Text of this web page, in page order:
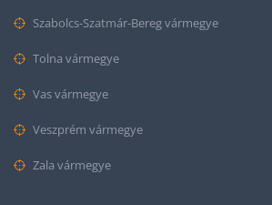
Szabolcs-Szatmár-Bereg vármegye
Tolna vármegye
Vas vármegye
Veszprém vármegye
Zala vármegye